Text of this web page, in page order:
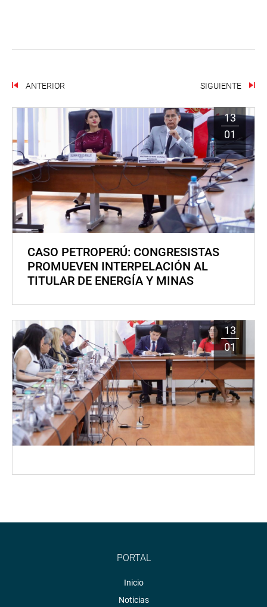
ANTERIOR SIGUIENTE
13
01
CASO PETROPERÚ: CONGRESISTAS
PROMUEVEN INTERPELACIÓN AL
TITULAR DE ENERGÍA Y MINAS
13
01
PORTAL
Inicio
Noticias